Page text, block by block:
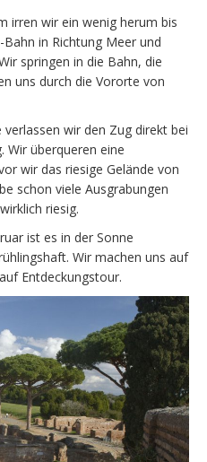
irren wir ein wenig herum bis
in Richtung Meer und
springen in die Bahn, die
uns durch die Vororte von
wir den Zug direkt bei
Wir überqueren eine
wir das riesige Gelände von
schon viele Ausgrabungen
riesig.
ist es in der Sonne
Wir machen uns auf
Entdeckungstour.